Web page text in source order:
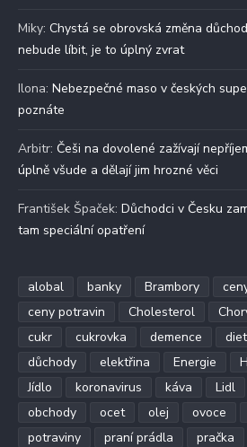
Miky: Chystá se obrovská změna
nebude líbit, je to úplný zvrat
Ilona: Nebezpečné maso v českých
poznáte
Arbitr: Češi na dovolené zažívají
úplně všude a dělají jim hrozné věci
František Špaček: Důchodci v Česku
tam speciální opatření
alobal banky Brambory
ceny potravin
Cholesterol
cukr
cukrovka demence
důchody
elektřina Energie
Jídlo
koronavirus káva Lidl
obchody
ocet olej ovoce
potraviny
praní prádla pračka